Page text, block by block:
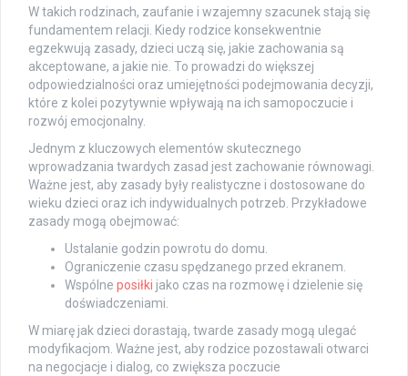
W takich rodzinach, zaufanie i wzajemny szacunek stają się
fundamentem relacji. Kiedy rodzice konsekwentnie
egzekwują zasady, dzieci uczą się, jakie zachowania są
akceptowane, a jakie nie. To prowadzi do większej
odpowiedzialności oraz umiejętności podejmowania decyzji,
które z kolei pozytywnie wpływają na ich samopoczucie i
rozwój emocjonalny.
Jednym z kluczowych elementów skutecznego
wprowadzania twardych zasad jest zachowanie równowagi.
Ważne jest, aby zasady były realistyczne i dostosowane do
wieku dzieci oraz ich indywidualnych potrzeb. Przykładowe
zasady mogą obejmować:
Ustalanie godzin powrotu do domu.
Ograniczenie czasu spędzanego przed ekranem.
Wspólne posiłki jako czas na rozmowę i dzielenie się
doświadczeniami.
W miarę jak dzieci dorastają, twarde zasady mogą ulegać
modyfikacjom. Ważne jest, aby rodzice pozostawali otwarci
na negocjacje i dialog, co zwiększa poczucie